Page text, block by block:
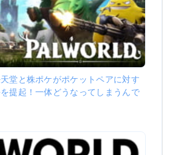
天堂と株ポケがポケットペアに対す
提起！一体どうなってしまうんで